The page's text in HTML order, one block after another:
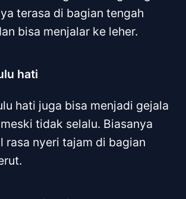
terasa di bagian tengah
bisa menjalar ke leher.
hati
hati juga bisa menjadi gejala
meski tidak selalu. Biasanya
rasa nyeri tajam di bagian